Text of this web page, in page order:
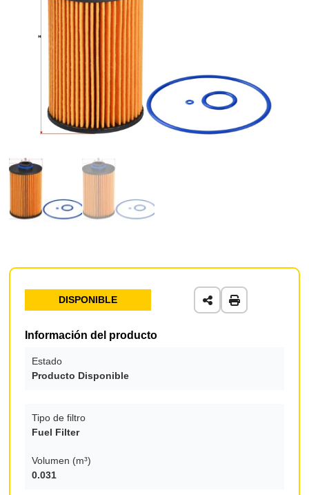
DISPONIBLE
Información del producto
Estado
Producto Disponible
Tipo de filtro
Fuel Filter
Volumen (m³)
0.031